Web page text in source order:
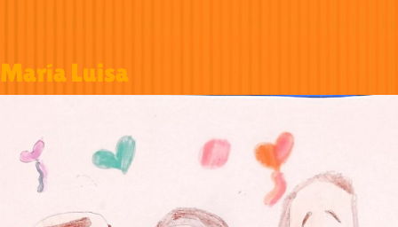
María Luisa